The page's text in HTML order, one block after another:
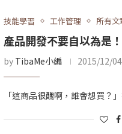
技能學習 工作管理 所有文
產品開發不要自以為是
by TibaMe小編 2015/12/04
「這商品很醜啊，誰會想買？